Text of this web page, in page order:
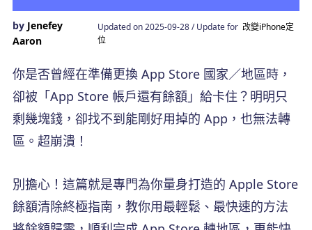
by Jenefey
Aaron
Updated on 2025-09-28 / Update for 改變iPhone定
位
你是否曾經在準備更換 App Store 國家／地區時，
卻被「App Store 帳戶還有餘額」給卡住？明明只
剩幾塊錢，卻找不到能剛好用掉的 App，也無法轉
區。超崩潰！
別擔心！這篇就是專門為你量身打造的 Apple Store
餘額清除終極指南，教你用最輕鬆、最快速的方法